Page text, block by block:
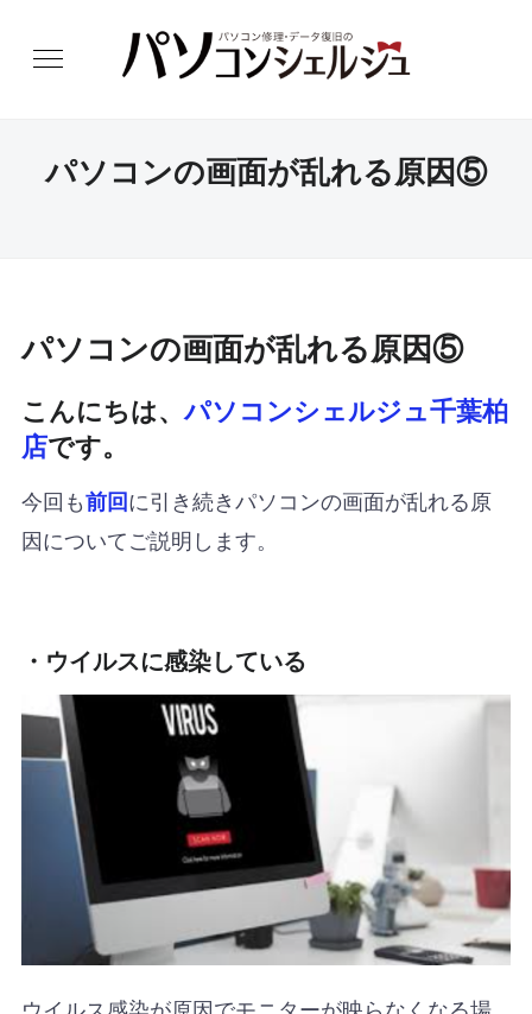
パソコンの画面が乱れる原因⑤
パソコンの画面が乱れる原因⑤
こんにちは、パソコンシェルジュ千葉柏
店です。
今回も前回に引き続きパソコンの画面が乱れる原
因についてご説明します。
・ウイルスに感染している